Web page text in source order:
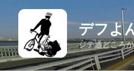
テ
ン
ツ
デフよ
ジテ通どころ